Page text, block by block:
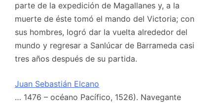
parte de la expedición de Magallanes y, a la
muerte de éste tomó el mando del Victoria; con
sus hombres, logró dar la vuelta alrededor del
mundo y regresar a Sanlúcar de Barrameda casi
tres años después de su partida.
Juan Sebastián Elcano
… 1476 – océano Pacífico, 1526). Navegante